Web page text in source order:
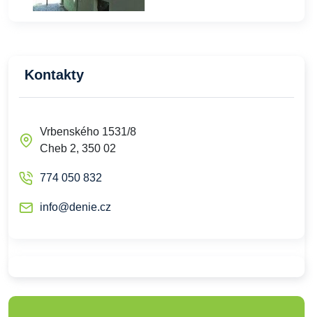
Kontakty
Vrbenského 1531/8
Cheb 2, 350 02
774 050 832
info@denie.cz